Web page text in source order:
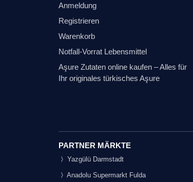
Anmeldung
Registrieren
Warenkorb
Notfall-Vorrat Lebensmittel
Aşure Zutaten online kaufen – Alles für
Ihr originales türkisches Aşure
PARTNER MÄRKTE
Yazgülü Darmstadt
Anadolu Supermarkt Fulda